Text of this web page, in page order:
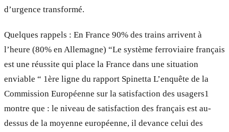
d’urgence transformé.
Quelques rappels : En France 90% des trains arrivent à
l’heure (80% en Allemagne) “Le système ferroviaire français
est une réussite qui place la France dans une situation
enviable “ 1ère ligne du rapport Spinetta L’enquête de la
Commission Européenne sur la satisfaction des usagers1
montre que : le niveau de satisfaction des français est au-
dessus de la moyenne européenne, il devance celui des